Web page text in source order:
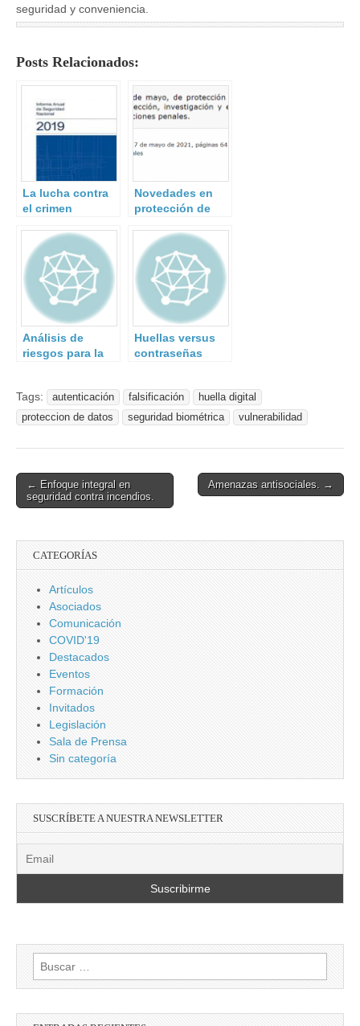
seguridad y conveniencia.
Posts Relacionados:
La lucha contra
el crimen
Informe Anual de
Seguridad
nacional 2019
Novedades en
protección de
personales.
Análisis de
riesgos para la
Huellas versus
contraseñas
Tags:
autenticación falsificación
huella digital
proteccion de datos
seguridad biométrica vulnerabilidad
Post
navigation
← Enfoque integral en
seguridad contra incendios.
Amenazas antisociales. →
CATEGORÍAS
Artículos
Asociados
Comunicación
COVID'19
Destacados
Eventos
Formación
Invitados
Legislación
Sala de Prensa
Sin categoría
SUSCRÍBETE A NUESTRA NEWSLETTER
Buscar: